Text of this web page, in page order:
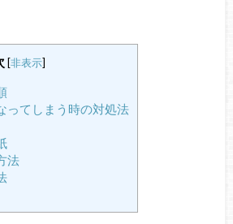
[非表示]
ってしまう時の対処法
法